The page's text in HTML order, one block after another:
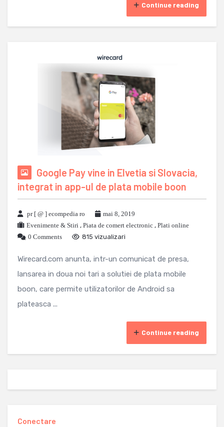
Continue reading
Google Pay vine in Elvetia si Slovacia,
integrat in app-ul de plata mobile boon
pr [ @ ] ecompedia ro
mai 8, 2019
Evenimente & Stiri , Piata de comert electronic , Plati online
0 Comments
815 vizualizari
Wirecard.com anunta, intr-un comunicat de presa,
lansarea in doua noi tari a solutiei de plata mobile
boon, care permite utilizatorilor de Android sa
plateasca ...
Continue reading
Conectare